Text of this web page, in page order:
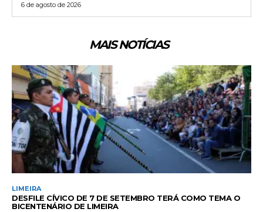
6 de agosto de 2026
MAIS NOTÍCIAS
LIMEIRA
DESFILE CÍVICO DE 7 DE SETEMBRO TERÁ COMO TEMA O
BICENTENÁRIO DE LIMEIRA